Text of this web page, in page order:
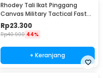
Rhodey Tali Ikat Pinggang
Canvas Military Tactical Fast
Unlock 120cm - MU055
Rp23.300
Rp40.900 44%
+ Keranjang